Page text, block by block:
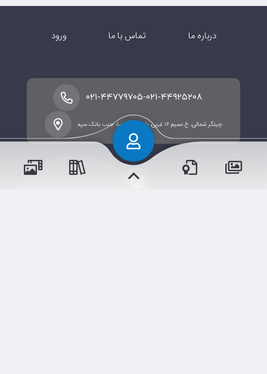
درباره ما تماس با ما ورود
چیتگر شمالی، خ نسیم ۱۶ غربی، بلوار امام رضا، جنب بانک سپه
۰۲۱-۴۴۹۲۵۲۰۸-۰۲۱-۴۴۷۷۹۷۰۵